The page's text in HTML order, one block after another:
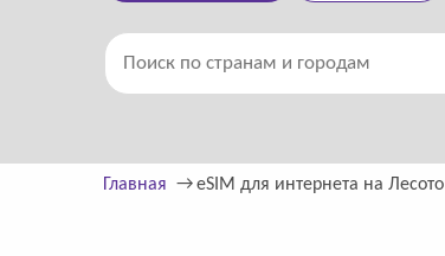
Главная eSIM для интернета на Лесото